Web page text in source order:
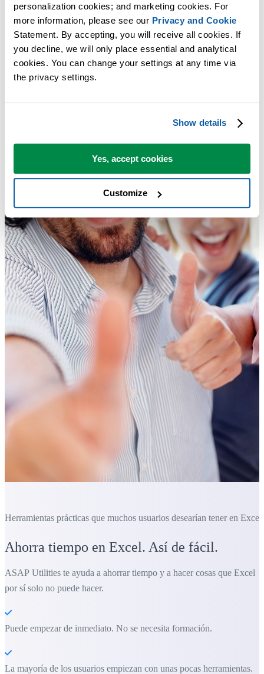
personalization cookies; and marketing cookies. For
more information, please see our Privacy and Cookie
Statement. By accepting, you will receive all cookies. If
you decline, we will only place essential and analytical
cookies. You can change your settings at any time via
the privacy settings.
Show details
Yes, accept cookies
Customize
Herramientas prácticas que muchos usuarios desearían tener en Excel.
Ahorra tiempo en Excel. Así de fácil.
ASAP Utilities te ayuda a ahorrar tiempo y a hacer cosas que Excel
por sí solo no puede hacer.
Puede empezar de inmediato. No se necesita formación.
La mayoría de los usuarios empiezan con unas pocas herramientas.